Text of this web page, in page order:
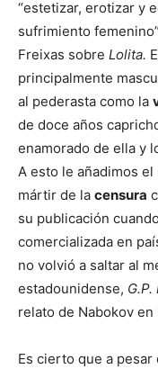
“estetizar, erotizar y
sufrimiento
Freixas sobre Lolita.
principalmente
al pederasta como la
de doce años
enamorado de ella y
A esto le añadimos
mártir de la censura
su publicación
comercializada en
no volvió a saltar al
estadounidense, G.P.
relato de Nabokov en
Es cierto que a